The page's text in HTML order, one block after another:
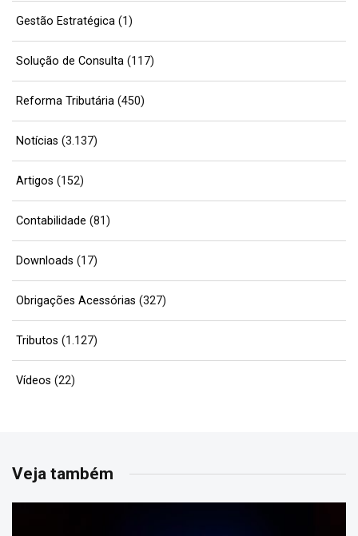
Gestão Estratégica (1)
Solução de Consulta (117)
Reforma Tributária (450)
Notícias (3.137)
Artigos (152)
Contabilidade (81)
Downloads (17)
Obrigações Acessórias (327)
Tributos (1.127)
Vídeos (22)
Veja também